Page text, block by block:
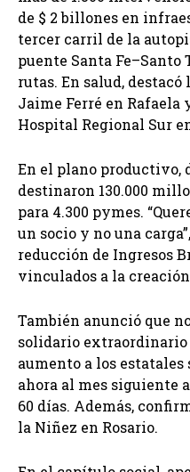
de $ 2 billones en
tercer carril de la
puente Santa Fe–Santo
rutas. En salud,
Jaime Ferré en
Hospital Regional Sur
En el plano productivo,
destinaron 130.000
para 4.300 pymes.
un socio y no una
reducción de Ingresos
vinculados a la
También anunció que
solidario extraordinario
aumento a los
ahora al mes siguiente
60 días. Además,
la Niñez en Rosario.